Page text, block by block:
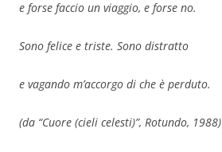
e forse faccio un viaggio, e forse no.
Sono felice e triste. Sono distratto
e vagando m’accorgo di che è perduto.
(da “Cuore (cieli celesti)”, Rotundo, 1988)